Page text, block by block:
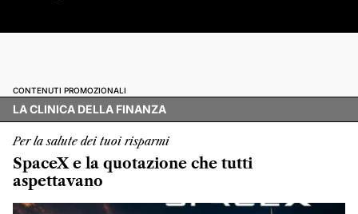
CONTENUTI PROMOZIONALI
LA CLINICA DELLA FINANZA
Per la salute dei tuoi risparmi
SpaceX e la quotazione che tutti
aspettavano